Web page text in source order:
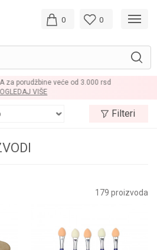
0 0
PROGRAM
POGLEDAJ VIŠE
Filteri
179 proizvoda